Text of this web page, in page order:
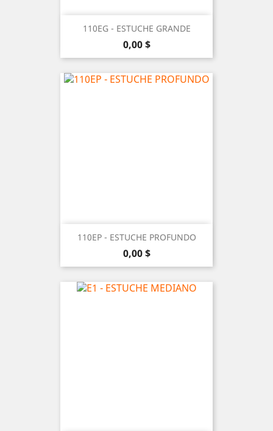
110EG - ESTUCHE GRANDE
Precio
0,00 $
110EP - ESTUCHE PROFUNDO
Precio
0,00 $